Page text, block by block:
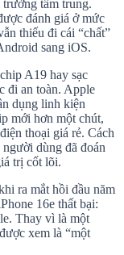
trường tầm trung.
đánh giá ở mức
thiếu đi cái “chất”
sang iOS.
A19 hay sạc
đi an toàn. Apple
dụng linh kiện
mới hơn một chút,
thoại giá rẻ. Cách
dùng đã đoán
trị cốt lõi.
ra mắt hồi đầu năm
16e thất bại:
Thay vì là một
xem là “một